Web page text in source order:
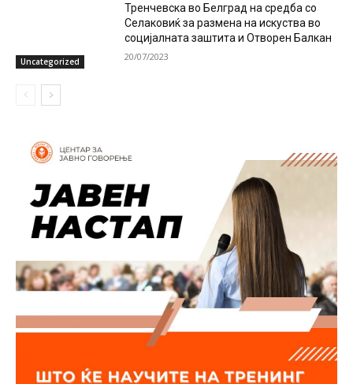
Uncategorized
Тренчевска во Белград на средба со
Селаковиќ за размена на искуства во
социјалната заштита и Отворен Балкан
20/07/2023